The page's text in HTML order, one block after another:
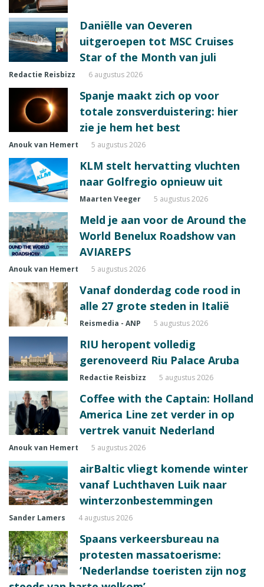
Daniëlle van Oeveren
uitgeroepen tot MSC Cruises
Star of the Month van juli
Redactie Reisbizz 6 augustus 2026
Spanje maakt zich op voor
totale zonsverduistering: hier
zie je hem het best
Anouk van Hemert 5 augustus 2026
KLM stelt hervatting vluchten
naar Golfregio opnieuw uit
Maarten Veeger 5 augustus 2026
Meld je aan voor de Around the
World Benelux Roadshow van
AVIAREPS
Anouk van Hemert 5 augustus 2026
Vanaf donderdag code rood in
alle 27 grote steden in Italië
Reismedia - ANP 5 augustus 2026
RIU heropent volledig
gerenoveerd Riu Palace Aruba
Redactie Reisbizz 5 augustus 2026
Coffee with the Captain: Holland
America Line zet verder in op
vertrek vanuit Nederland
Anouk van Hemert 5 augustus 2026
airBaltic vliegt komende winter
vanaf Luchthaven Luik naar
winterzonbestemmingen
Sander Lamers 4 augustus 2026
Spaans verkeersbureau na
protesten massatoerisme:
‘Nederlandse toeristen zijn nog